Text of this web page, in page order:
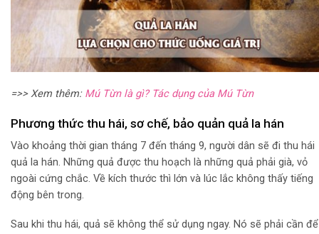
=>> Xem thêm: Mú Từn là gì? Tác dụng của Mú Từn
Phương thức thu hái, sơ chế, bảo quản quả la hán
Vào khoảng thời gian tháng 7 đến tháng 9, người dân sẽ đi thu hái
quả la hán. Những quả được thu hoạch là những quả phải già, vỏ
ngoài cứng chắc. Về kích thước thì lớn và lúc lắc không thấy tiếng
động bên trong.
Sau khi thu hái, quả sẽ không thể sử dụng ngay. Nó sẽ phải cần để